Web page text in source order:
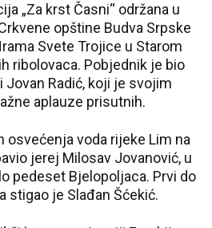
„Za krst Časni“ održana u
opštine Budva Srpske
Svete Trojice u Starom
ribolovaca. Pobjednik je bio
Radić, koji je svojim
aplauze prisutnih.
osvećenja voda rijeke Lim na
jerej Milosav Jovanović, u
pedeset Bjelopoljaca. Prvi do
stigao je Slađan Šćekić.